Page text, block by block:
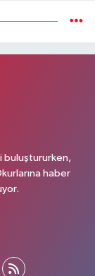
buluştururken,
haber